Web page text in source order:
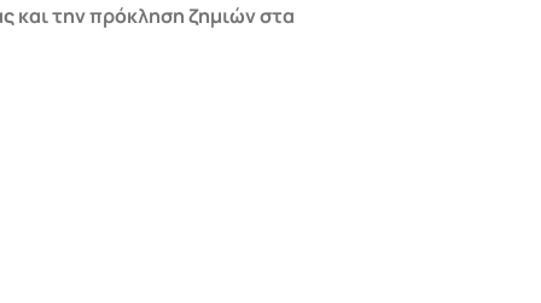
και την πρόκληση ζημιών στα